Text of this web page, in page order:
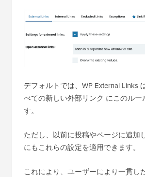
デフォルトでは、WP External Links
べての新しい外部リンク にこのルー
す。
ただし、以前に投稿やページに追加
にもこれらの設定を適用できます。
これにより、ユーザーにより一貫し